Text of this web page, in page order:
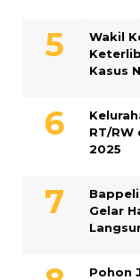
Wakil
Kasus
RT/RW
2025
Gelar
Pohon